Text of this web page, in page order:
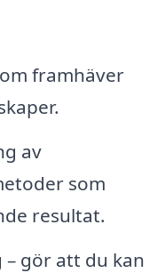
framhäver
av
som
resultat.
gör att du kan